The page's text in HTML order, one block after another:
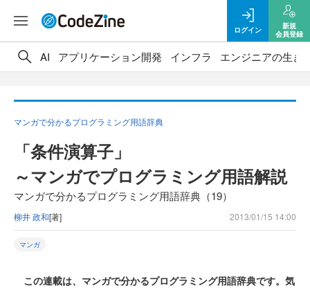
ログイン
新規
会員登録
AI アプリケーション開発 インフラ エンジニアの生き
マンガで分かるプログラミング用語辞典
「条件演算子」
～マンガでプログラミング用語解説
マンガで分かるプログラミング用語辞典（19）
柳井 政和[著] 2013/01/15 14:00
マンガ
この連載は、マンガで分かるプログラミング用語辞典です。気